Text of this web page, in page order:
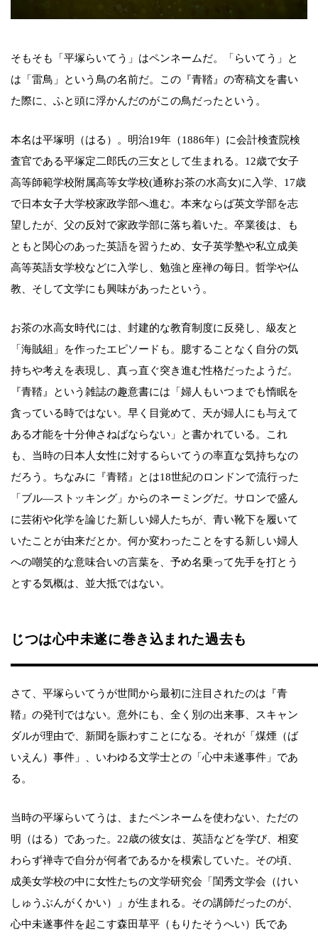
そもそも「平塚らいてう」はペンネームだ。「らいてう」と
は「雷鳥」という鳥の名前だ。この『青鞜』の寄稿文を書い
た際に、ふと頭に浮かんだのがこの鳥だったという。
本名は平塚明（はる）。明治19年（1886年）に会計検査院検
査官である平塚定二郎氏の三女として生まれる。12歳で女子
高等師範学校附属高等女学校(通称お茶の水高女)に入学、17歳
で日本女子大学校家政学部へ進む。本来ならば英文学部を志
望したが、父の反対で家政学部に落ち着いた。卒業後は、も
ともと関心のあった英語を習うため、女子英学塾や私立成美
高等英語女学校などに入学し、勉強と座禅の毎日。哲学や仏
教、そして文学にも興味があったという。
お茶の水高女時代には、封建的な教育制度に反発し、級友と
「海賊組」を作ったエピソードも。臆することなく自分の気
持ちや考えを表現し、真っ直ぐ突き進む性格だったようだ。
『青鞜』という雑誌の趣意書には「婦人もいつまでも惰眠を
貪っている時ではない。早く目覚めて、天が婦人にも与えて
ある才能を十分伸さねばならない」と書かれている。これ
も、当時の日本人女性に対するらいてうの率直な気持ちなの
だろう。ちなみに『青鞜』とは18世紀のロンドンで流行った
「ブル―ストッキング」からのネーミングだ。サロンで盛ん
に芸術や化学を論じた新しい婦人たちが、青い靴下を履いて
いたことが由来だとか。何か変わったことをする新しい婦人
への嘲笑的な意味合いの言葉を、予め名乗って先手を打とう
とする気概は、並大抵ではない。
じつは心中未遂に巻き込まれた過去も
さて、平塚らいてうが世間から最初に注目されたのは『青
鞜』の発刊ではない。意外にも、全く別の出来事、スキャン
ダルが理由で、新聞を賑わすことになる。それが「煤煙（ば
いえん）事件」、いわゆる文学士との「心中未遂事件」であ
る。
当時の平塚らいてうは、またペンネームを使わない、ただの
明（はる）であった。22歳の彼女は、英語などを学び、相変
わらず禅寺で自分が何者であるかを模索していた。その頃、
成美女学校の中に女性たちの文学研究会「閨秀文学会（けい
しゅうぶんがくかい）」が生まれる。その講師だったのが、
心中未遂事件を起こす森田草平（もりたそうへい）氏であ